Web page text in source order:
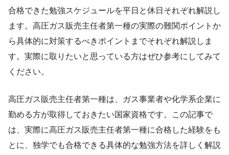
合格できた勉強スケジュールを平日と休日それぞれ解説し
ます。高圧ガス販売主任者第一種の実際の難関ポイントか
ら具体的に対策するべきポイントまでそれぞれ解説しま
す。実際に取りたいと思っている方はぜひ参考にしてみて
ください。
高圧ガス販売主任者第一種は、ガス事業者や化学系企業に
勤める方が取得しておきたい国家資格です。この記事で
は、実際に高圧ガス販売主任者第一種に合格した経験をも
とに、独学でも合格できる具体的な勉強方法を詳しく解説